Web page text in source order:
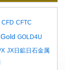
CFD CFTC
Gold GOLD4U
JX日鉱日石金属